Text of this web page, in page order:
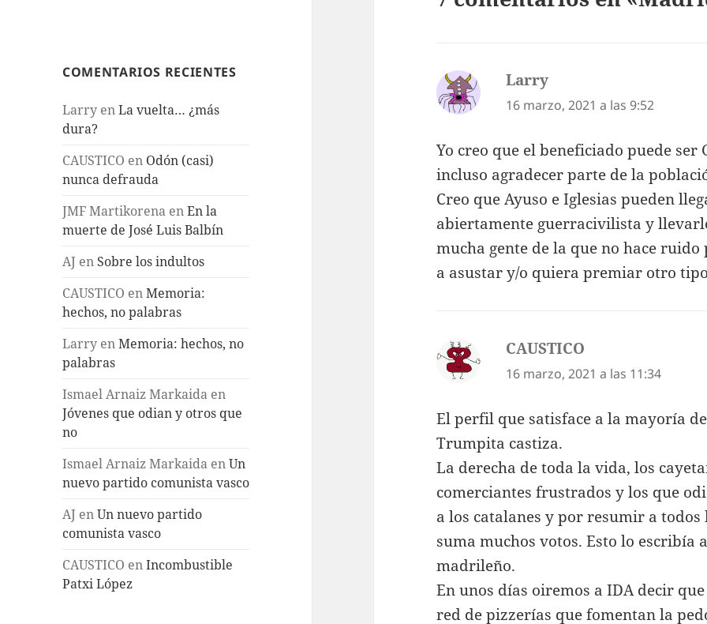
COMENTARIOS RECIENTES
Larry enLa vuelta… ¿más
dura?
CAUSTICO en Odón (casi)
nunca defrauda
JMF Martikorena enEn la
muerte de José Luis Balbín
AJ en Sobre los indultos
CAUSTICO enMemoria:
hechos, no palabras
Larry enMemoria: hechos, no
palabras
Ismael Arnaiz Markaida en
Jóvenes que odian y otros que
no
Ismael Arnaiz Markaida enUn
nuevo partido comunista vasco
AJ enUn nuevo partido
comunista vasco
CAUSTICO enIncombustible
Patxi López
Larry
16 marzo, 2021 a las 9:52
Yo creo que el beneficiado puede
incluso agradecer parte de la
Creo que Ayuso e Iglesias pueden
abiertamente guerracivilista y
mucha gente de la que no hace
a asustar y/o quiera premiar otro
CAUSTICO
16 marzo, 2021 a las 11:34
El perfil que satisface a la mayoría
Trumpita castiza.
La derecha de toda la vida, los
comerciantes frustrados y los que
a los catalanes y por resumir a
suma muchos votos. Esto lo
madrileño.
En unos días oiremos a IDA decir
red de pizzerías que fomentan la